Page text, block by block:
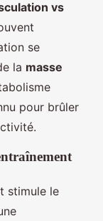
vs
se
la masse
pour brûler
stimule le